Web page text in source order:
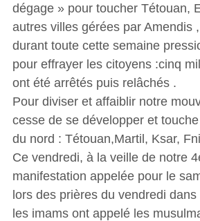
dégage » pour toucher Tétouan,
autres villes gérées par Amendis
durant toute cette semaine
pour effrayer les citoyens :cinq
ont été arrêtés puis relâchés .
Pour diviser et affaiblir notre
cesse de se développer et
du nord : Tétouan,Martil, Ksar,
Ce vendredi, à la veille de notre
manifestation appelée pour le
lors des prières du vendredi
les imams ont appelé les